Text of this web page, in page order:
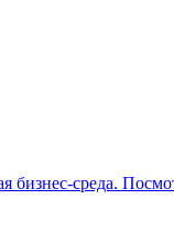
бизнес-среда.